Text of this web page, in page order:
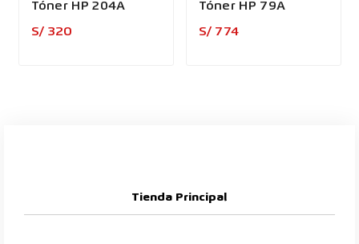
Tóner HP 204A
S/ 320
Tóner HP 79A
S/ 774
Tienda Principal